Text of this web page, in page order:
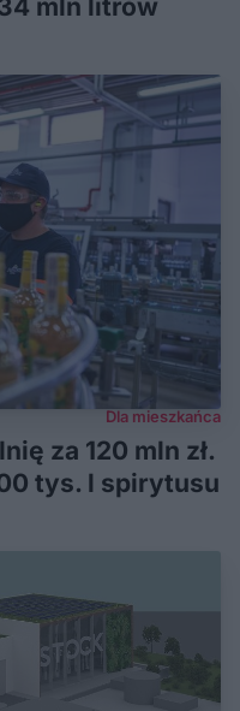
mln litrów
Dla mieszkańca
za 120 mln zł.
tys. l spirytusu